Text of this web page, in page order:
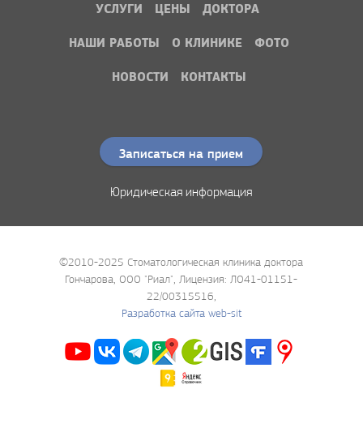
УСЛУГИ ЦЕНЫ ДОКТОРА
НАШИ РАБОТЫ О КЛИНИКЕ ФОТО
НОВОСТИ КОНТАКТЫ
Записаться на прием
Юридическая информация
©2010-2025 Стоматологическая клиника доктора
Гончарова, ООО "Риал", Лицензия: ЛО41-01151-
22/00315516,
Разработка сайта web-sit